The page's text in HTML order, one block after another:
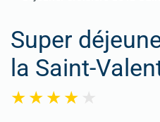
Super
la Saint-